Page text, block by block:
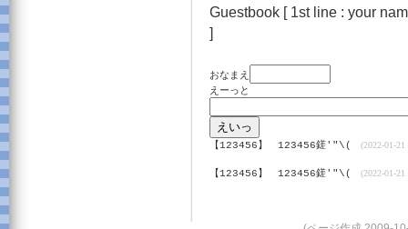
Guestbook [ 1st line : your
]
おなまえ
えーっと
【123456】 123456鎈'"\( (2022-01-21
【123456】 123456鎈'"\( (2022-01-21